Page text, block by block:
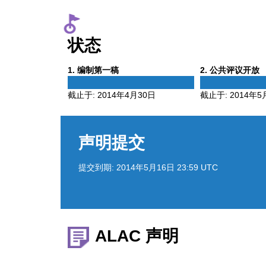
状态
1 Phase
. 编制第一稿
截止于: 2014年4月30日
2 Phase
. 公共评议开放
截止于:2014年5
声明提交
提交到期: 2014年5月16日 23:59 UTC
ALAC 声明